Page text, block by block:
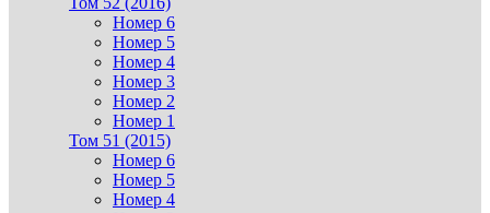
Номер 6
Номер 5
Номер 4
Номер 3
Номер 2
Номер 1
Том 51 (2015)
Номер 6
Номер 5
Номер 4